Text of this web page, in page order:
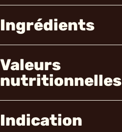
Ingrédients
Valeurs
nutritionnelles
Indication